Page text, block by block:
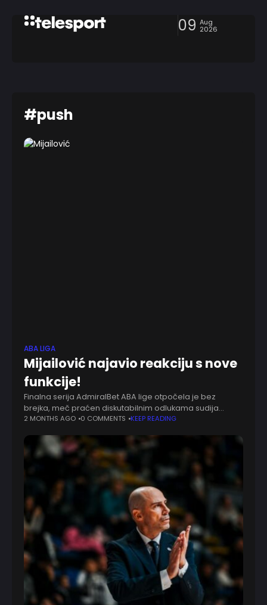
09 Aug
2026
#push
ABA LIGA
Mijailović najavio reakciju s nove
funkcije!
Finalna serija AdmiralBet ABA lige otpočela je bez
brejka, meč praćen diskutabilnim odlukama sudija
Partizan je izgubio. Nekoliko minuta kasnije javio se
Predsednik Partizana
2 MONTHS AGO 0 COMMENTS KEEP READING